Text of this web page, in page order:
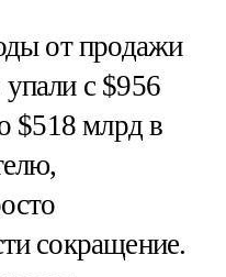
от продажи
с $956
$518 млрд в
сокращение.